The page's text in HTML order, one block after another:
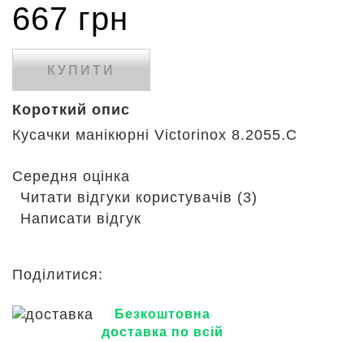
667 грн
КУПИТИ
Короткий опис
Кусачки манікюрні Victorinox 8.2055.C
Середня оцінка
Читати відгуки користувачів (3)
Написати відгук
Поділитися:
Безкоштовна
доставка по всій